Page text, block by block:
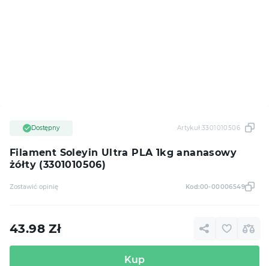
Filament Soleyin Ultra PLA 1kg ananasowy
żółty (3301010506)
Dostępny Artykuł:3301010506
Zostawić opinię Kod:00-00006549
43.98Zł
Kup